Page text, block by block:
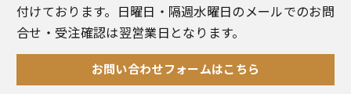
付けております。日曜日・隔週水曜日のメールでのお問
合せ・受注確認は翌営業日となります。
お問い合わせフォームはこちら